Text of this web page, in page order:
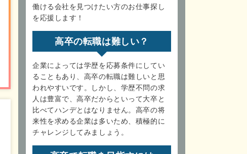
働ける会社を見つけたい方のお仕事探し
を応援します！
高卒の転職は難しい？
企業によっては学歴を応募条件にしてい
ることもあり、高卒の転職は難しいと思
われやすいです。しかし、学歴不問の求
人は豊富で、高卒だからといって大卒と
比べてハンデとはなりません。高卒の将
来性を求める企業は多いため、積極的に
チャレンジしてみましょう。